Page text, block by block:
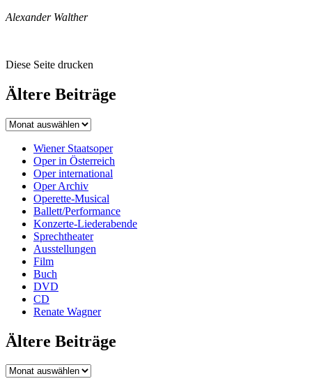
Alexander Walther
Diese Seite drucken
Ältere Beiträge
Wiener Staatsoper
Oper in Österreich
Oper international
Oper Archiv
Operette-Musical
Ballett/Performance
Konzerte-Liederabende
Sprechtheater
Ausstellungen
Film
Buch
DVD
CD
Renate Wagner
Ältere Beiträge